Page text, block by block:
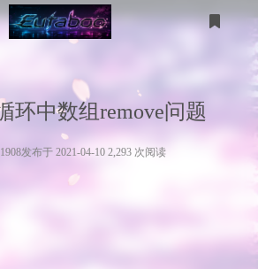
环中数组remove问题
发布于 2021-04-10 2,293 次阅读